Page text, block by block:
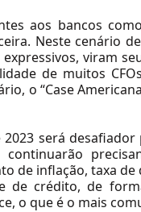
aos bancos
Neste cenário
viram
de muitos
o “Case
será
de inflação, taxa
de crédito, de
o que é o mais